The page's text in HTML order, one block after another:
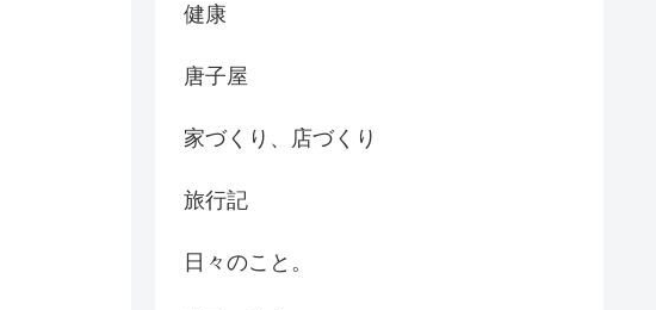
健康
唐子屋
家づくり、店づくり
旅行記
日々のこと。